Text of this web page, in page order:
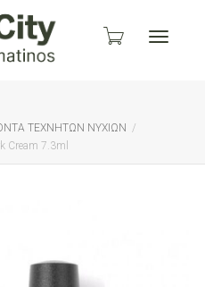
ΤΕΧΝΗΤΩΝ ΝΥΧΙΩΝ
Cream 7.3ml